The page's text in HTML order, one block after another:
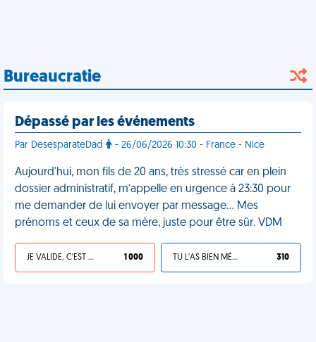
Bureaucratie
Dépassé par les événements
Par DesesparateDad - 26/06/2026 10:30 - France - Nice
Aujourd'hui, mon fils de 20 ans, très stressé car en plein
dossier administratif, m’appelle en urgence à 23:30 pour
me demander de lui envoyer par message… Mes
prénoms et ceux de sa mère, juste pour être sûr. VDM
JE VALIDE, C'EST UNE VDM 1 000 TU L'AS BIEN MÉRITÉ 310